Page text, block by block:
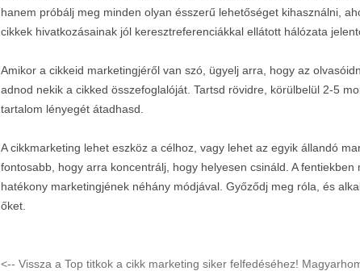
hanem próbálj meg minden olyan ésszerű lehetőséget kihasználni,
cikkek hivatkozásainak jól keresztreferenciákkal ellátott hálózata
Amikor a cikkeid marketingjéről van szó, ügyelj arra, hogy az
adnod nekik a cikked összefoglalóját. Tartsd rövidre, körülbelül 2-5
tartalom lényegét átadhasd.
A cikkmarketing lehet eszköz a célhoz, vagy lehet az egyik állandó
fontosabb, hogy arra koncentrálj, hogy helyesen csináld. A
hatékony marketingjének néhány módjával. Győződj meg róla, és
őket.
<-- Vissza a Top titkok a cikk marketing siker felfedéséhez!